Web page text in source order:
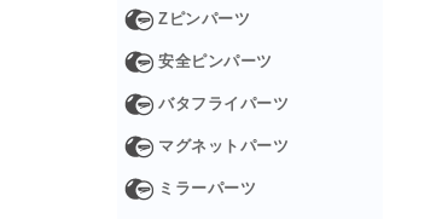
Zピンパーツ
安全ピンパーツ
バタフライパーツ
マグネットパーツ
ミラーパーツ